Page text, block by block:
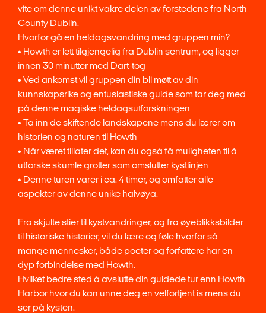
vite om denne unikt vakre delen av forstedene fra North
County Dublin.
Hvorfor gå en heldagsvandring med gruppen min?
• Howth er lett tilgjengelig fra Dublin sentrum, og ligger
innen 30 minutter med Dart-tog
• Ved ankomst vil gruppen din bli møtt av din
kunnskapsrike og entusiastiske guide som tar deg med
på denne magiske heldagsutforskningen
• Ta inn de skiftende landskapene mens du lærer om
historien og naturen til Howth
• Når været tillater det, kan du også få muligheten til å
utforske skumle grotter som omslutter kystlinjen
• Denne turen varer i ca. 4 timer, og omfatter alle
aspekter av denne unike halvøya.
Fra skjulte stier til kystvandringer, og fra øyeblikksbilder
til historiske historier, vil du lære og føle hvorfor så
mange mennesker, både poeter og forfattere har en
dyp forbindelse med Howth.
Hvilket bedre sted å avslutte din guidede tur enn Howth
Harbor hvor du kan unne deg en velfortjent is mens du
ser på kysten.